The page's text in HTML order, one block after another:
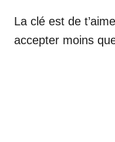
La clé est de
accepter moins